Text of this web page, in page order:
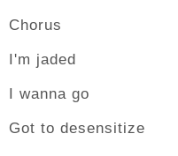
Chorus
I'm jaded
I wanna go
Got to desensitize